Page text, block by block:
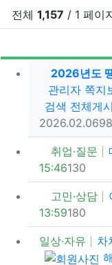
전체 1,157 / 1 페이
2026년도 땡
등록자
관리자 쪽지
검색 전체게
등록일
2026.02.06
취업·질문
등록일
15:46조회
13추천
0
고민·상담
등록일
13:59조회
18추천
0
일상·자유
차
등록자